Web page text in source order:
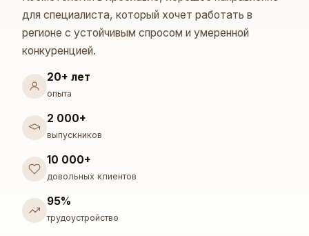
для специалиста, который хочет работать в
регионе с устойчивым спросом и умеренной
конкуренцией.
20+ лет
опыта
2 000+
выпускников
10 000+
довольных клиентов
95%
трудоустройство